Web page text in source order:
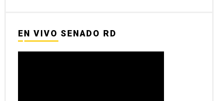
EN VIVO SENADO RD